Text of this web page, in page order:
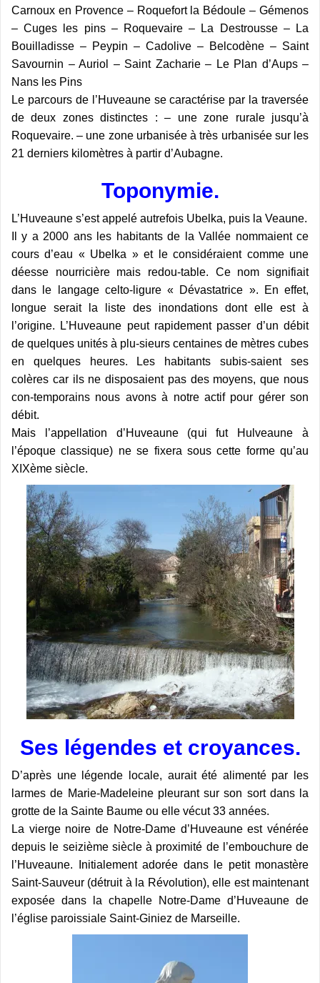
Carnoux en Provence – Roquefort la Bédoule – Gémenos
– Cuges les pins – Roquevaire – La Destrousse – La
Bouilladisse – Peypin – Cadolive – Belcodène – Saint
Savournin – Auriol – Saint Zacharie – Le Plan d’Aups –
Nans les Pins
Le parcours de l’Huveaune se caractérise par la traversée
de deux zones distinctes : – une zone rurale jusqu’à
Roquevaire. – une zone urbanisée à très urbanisée sur les
21 derniers kilomètres à partir d’Aubagne.
Toponymie.
L’Huveaune s’est appelé autrefois Ubelka, puis la Veaune.
Il y a 2000 ans les habitants de la Vallée nommaient ce
cours d’eau « Ubelka » et le considéraient comme une
déesse nourricière mais redou-table. Ce nom signifiait
dans le langage celto-ligure « Dévastatrice ». En effet,
longue serait la liste des inondations dont elle est à
l’origine. L’Huveaune peut rapidement passer d’un débit
de quelques unités à plu-sieurs centaines de mètres cubes
en quelques heures. Les habitants subis-saient ses
colères car ils ne disposaient pas des moyens, que nous
con-temporains nous avons à notre actif pour gérer son
débit.
Mais l’appellation d’Huveaune (qui fut Hulveaune à
l’époque classique) ne se fixera sous cette forme qu’au
XIXème siècle.
Ses légendes et croyances.
D’après une légende locale, aurait été alimenté par les
larmes de Marie-Madeleine pleurant sur son sort dans la
grotte de la Sainte Baume ou elle vécut 33 années.
La vierge noire de Notre-Dame d’Huveaune est vénérée
depuis le seizième siècle à proximité de l’embouchure de
l’Huveaune. Initialement adorée dans le petit monastère
Saint-Sauveur (détruit à la Révolution), elle est maintenant
exposée dans la chapelle Notre-Dame d’Huveaune de
l’église paroissiale Saint-Giniez de Marseille.